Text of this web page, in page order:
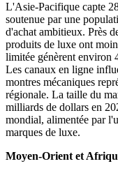
L'Asie-Pacifique capte
soutenue par une
d'achat ambitieux. Près
produits de luxe ont
limitée génèrent environ
Les canaux en ligne
montres mécaniques
régionale. La taille du
milliards de dollars en
mondial, alimentée par
marques de luxe.
Moyen-Orient et